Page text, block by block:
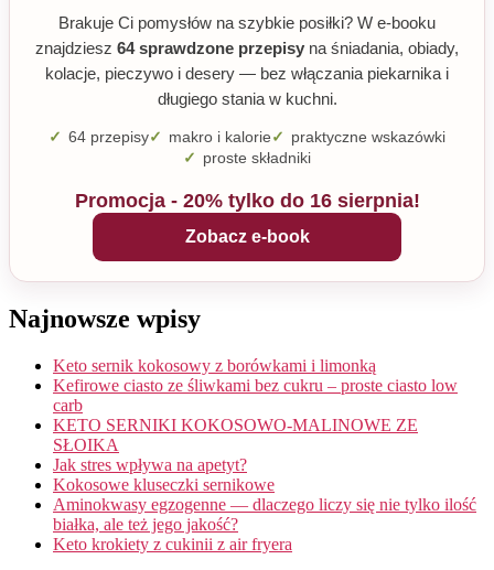
Brakuje Ci pomysłów na szybkie posiłki? W e-booku
znajdziesz 64 sprawdzone przepisy na śniadania, obiady,
kolacje, pieczywo i desery — bez włączania piekarnika i
długiego stania w kuchni.
64 przepisy makro i kalorie
praktyczne wskazówki
proste składniki
Promocja - 20% tylko do 16 sierpnia!
Zobacz e-book
Najnowsze wpisy
Keto sernik kokosowy z borówkami i limonką
Kefirowe ciasto ze śliwkami bez cukru – proste ciasto low
carb
KETO SERNIKI KOKOSOWO-MALINOWE ZE
SŁOIKA
Jak stres wpływa na apetyt?
Kokosowe kluseczki sernikowe
Aminokwasy egzogenne — dlaczego liczy się nie tylko ilość
białka, ale też jego jakość?
Keto krokiety z cukinii z air fryera